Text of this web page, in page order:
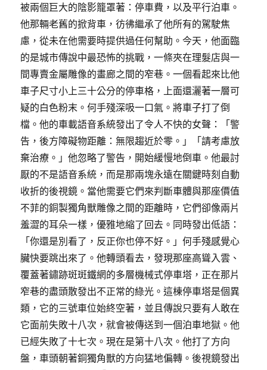
被兩個巨大的陰影籠罩著：停車費，以及平行泊車。
他那輛老舊的掀背車，彷彿繼承了他所有的駕駛焦
慮，從未在他需要時提供過任何幫助。今天，他面臨
的是城市傳說中最恐怖的挑戰，一條夾在理髮店與一
間專賣金屬雕像的畫廊之間的窄巷。一個看起來比他
車子尺寸小上三十公分的停車格，上面還灑著一層可
疑的白色粉末。何手殘深吸一口氣。將車子打了倒
檔。他的車載語音系統發出了令人不快的女聲：「警
告，後方障礙物距離：無限趨近於零。」「請考慮放
棄治療。」他忽略了警告，開始緩慢地倒車。他最討
厭的不是語音系統，而是那兩塊永遠在關鍵時刻自動
收折的後視鏡。當他需要它們來判斷車體與那座價值
不菲的銅製獨角獸雕像之間的距離時，它們卻像兩片
羞澀的耳朵一樣，優雅地縮了回去。同時發出低語：
「你還是別看了，反正你也停不好。」何手殘感覺心
臟快要跳出來了。他轉頭看去，發現那座高聳入雲、
覆蓋著鏽跡斑斑鐵網的多層機械式停車塔，正在那片
窄巷的盡頭散發出不正常的綠光。這棟停車塔是個異
類，它的三號車位始終空著，並且傳說只要有人敢在
它面前失敗十八次，就會被傳送到一個泊車地獄。他
已經失敗了十七次。現在是第十八次。他打了方向
盤，車頭朝著銅獨角獸的方向猛地偏轉。後視鏡發出